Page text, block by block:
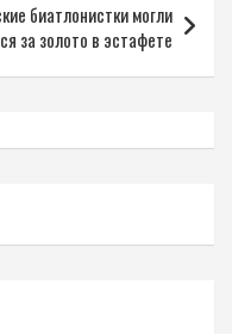
биатлонистки могли
за золото в эстафете